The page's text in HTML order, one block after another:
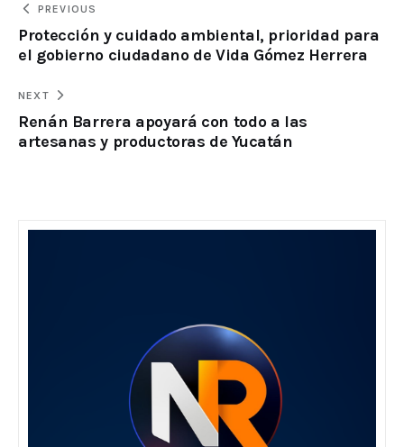
PREVIOUS
Protección y cuidado ambiental, prioridad para
el gobierno ciudadano de Vida Gómez Herrera
NEXT
Renán Barrera apoyará con todo a las
artesanas y productoras de Yucatán